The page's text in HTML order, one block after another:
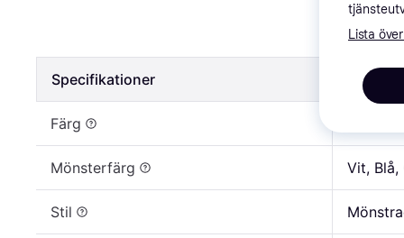
Komar
2 729 kr
Specifikationer
Färg
Mönsterfärg Vit, Blå,
Stil
Lista